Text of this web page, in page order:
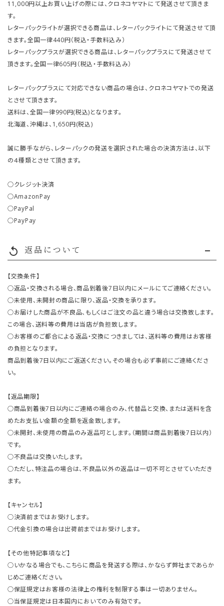
11,000円以上お買い上げの際には、クロネコヤマトにて発送させて頂きま
す。
レターパックライトが選択できる商品は、レターパックライトにて発送させて頂
きます。全国一律440円（税込・手数料込み）
レターパックプラスが選択できる商品は、レターパックプラスにて発送させて
頂きます。全国一律605円（税込・手数料込み）
レターパックプラスにて対応できない商品の場合は、クロネコヤマトでの発送
とさせて頂きます。
送料は、全国一律990円(税込)となります。
北海道、沖縄は、1,650円(税込)
誠に勝手ながら、レターパックの発送を選択された場合の決済方法は、以下
の４種類とさせて頂きます。
○クレジット決済
○AmazonPay
○PayPal
○PayPay
replay 返品について
【交換条件】
○返品・交換される場合、商品到着後7日以内にメールにてご連絡ください。
○未使用、未開封の商品に限り、返品・交換を承ります。
○お届けした商品が不良品、もしくはご注文の品と違う場合は交換致します。
この場合、送料等の費用は当店が負担致します。
○お客様のご都合による返品・交換につきましては、送料等の費用はお客様
の負担となります。
商品到着後7日以内にご返送ください。その場合も必ず事前にご連絡くださ
い。
【返品期限】
○商品到着後7日以内にご連絡の場合のみ、代替品と交換、または送料を含
めたお支払い金額の全額を返金致します。
○未開封、未使用の商品のみ返品可とします。（期間は商品到着後7日以内）
です。
○不良品は交換いたします。
○ただし、特注品の場合は、不良品以外の返品は一切不可とさせていただき
ます。
【キャンセル】
○決済前まではお受けします。
○代金引換の場合は出荷前まではお受けします。
【その他特記事項など】
○いかなる場合でも、こちらに商品を発送する際は、かならず弊社まであらか
じめご連絡ください。
○保証規定はお客様の法律上の権利を制限する事は一切ありません。
○当保証規定は日本国内においてのみ有効です。